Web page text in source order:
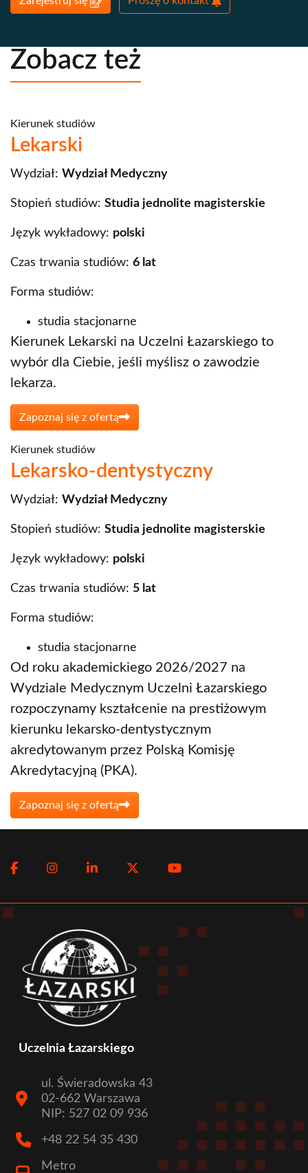
Zobacz też
Kierunek studiów
Lekarski
Wydział: Wydział Medyczny
Stopień studiów: Studia jednolite magisterskie
Język wykładowy: polski
Czas trwania studiów: 6 lat
Forma studiów:
studia stacjonarne
Kierunek Lekarski na Uczelni Łazarskiego to
wybór dla Ciebie, jeśli myślisz o zawodzie
lekarza.
Zapoznaj się z ofertą
Kierunek studiów
Lekarsko-dentystyczny
Wydział: Wydział Medyczny
Stopień studiów: Studia jednolite magisterskie
Język wykładowy: polski
Czas trwania studiów: 5 lat
Forma studiów:
studia stacjonarne
Od roku akademickiego 2026/2027 na
Wydziale Medycznym Uczelni Łazarskiego
rozpoczynamy kształcenie na prestiżowym
kierunku lekarsko-dentystycznym
akredytowanym przez Polską Komisję
Akredytacyjną (PKA).
Zapoznaj się z ofertą
Social
FacebookInstagram
LinkedInTwitterYoutube
Uczelnia Łazarskiego
ul. Świeradowska 43
02-662 Warszawa
NIP: 527 02 09 936
+48 22 54 35 430
Metro